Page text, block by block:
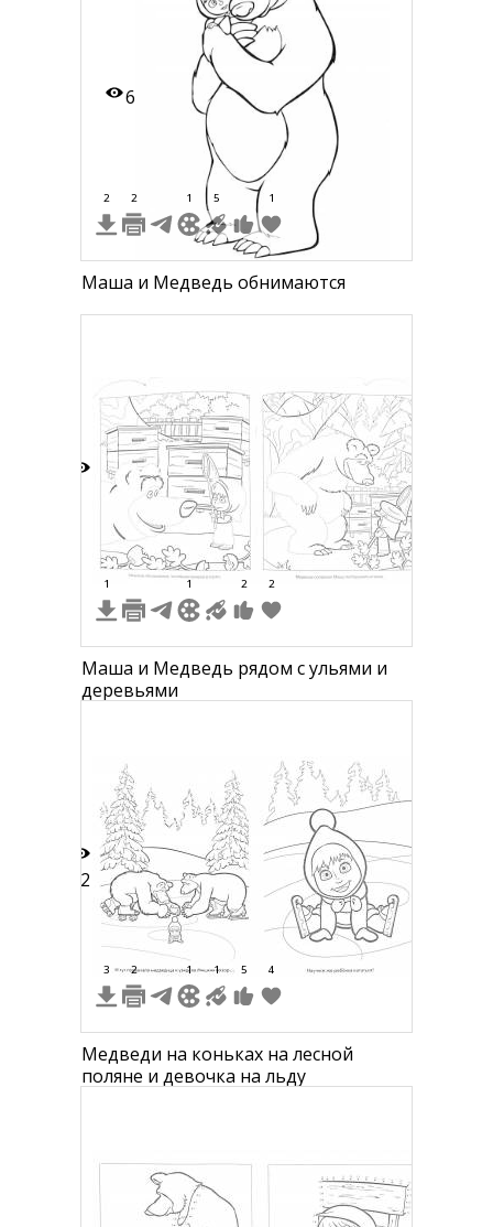
6
2 2 1 5 1
Маша и Медведь обнимаются
1 1 2 2
Маша и Медведь рядом с ульями и
деревьями
22
3 2 1 1 5 4
Медведи на коньках на лесной
поляне и девочка на льду